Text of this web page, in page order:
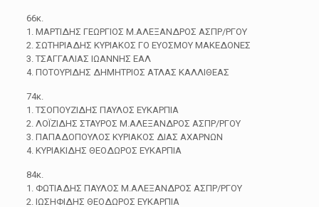
66κ.
1. ΜΑΡΤΙΔΗΣ ΓΕΩΡΓΙΟΣ Μ.ΑΛΕΞΑΝΔΡΟΣ ΑΣΠΡ/ΡΓΟΥ
2. ΣΩΤΗΡΙΑΔΗΣ ΚΥΡΙΑΚΟΣ ΓΟ ΕΥΟΣΜΟΥ ΜΑΚΕΔΟΝΕΣ
3. ΤΣΑΓΓΑΛΙΑΣ ΙΩΑΝΝΗΣ ΕΑΛ
4. ΠΟΤΟΥΡΙΔΗΣ ΔΗΜΗΤΡΙΟΣ ΑΤΛΑΣ ΚΑΛΛΙΘΕΑΣ
74κ.
1. ΤΣΟΠΟΥΖΙΔΗΣ ΠΑΥΛΟΣ ΕΥΚΑΡΠΙΑ
2. ΛΟΪΖΙΔΗΣ ΣΤΑΥΡΟΣ Μ.ΑΛΕΞΑΝΔΡΟΣ ΑΣΠΡ/ΡΓΟΥ
3. ΠΑΠΑΔΟΠΟΥΛΟΣ ΚΥΡΙΑΚΟΣ ΔΙΑΣ ΑΧΑΡΝΩΝ
4. ΚΥΡΙΑΚΙΔΗΣ ΘΕΟΔΩΡΟΣ ΕΥΚΑΡΠΙΑ
84κ.
1. ΦΩΤΙΑΔΗΣ ΠΑΥΛΟΣ Μ.ΑΛΕΞΑΝΔΡΟΣ ΑΣΠΡ/ΡΓΟΥ
2. ΙΩΣΗΦΙΔΗΣ ΘΕΟΔΩΡΟΣ ΕΥΚΑΡΠΙΑ